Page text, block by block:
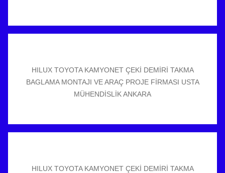
HILUX TOYOTA KAMYONET ÇEKİ DEMİRİ TAKMA
BAGLAMA MONTAJI VE ARAÇ PROJE FİRMASI USTA
MÜHENDİSLİK ANKARA
HILUX TOYOTA KAMYONET ÇEKİ DEMİRİ TAKMA